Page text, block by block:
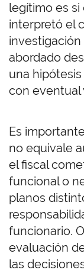
legítimo es si
interpretó el
abordado
una
con eventual
Es
no equivale
el fiscal
funcional o
planos
funcionario.
evaluación
las